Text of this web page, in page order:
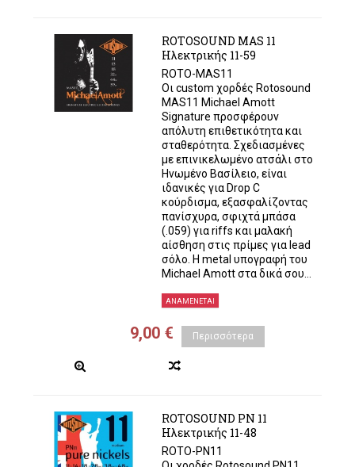
ROTOSOUND MAS 11
Ηλεκτρικής 11-59
ROTO-MAS11
Οι custom χορδές Rotosound
MAS11 Michael Amott
Signature προσφέρουν
απόλυτη επιθετικότητα και
σταθερότητα. Σχεδιασμένες
με επινικελωμένο ατσάλι στο
Ηνωμένο Βασίλειο, είναι
ιδανικές για Drop C
κούρδισμα, εξασφαλίζοντας
πανίσχυρα, σφιχτά μπάσα
(.059) για riffs και μαλακή
αίσθηση στις πρίμες για lead
σόλο. Η metal υπογραφή του
Michael Amott στα δικά σου...
ΑΝΑΜΈΝΕΤΑΙ
9,00 € Περισσότερα
ROTOSOUND PN 11
Ηλεκτρικής 11-48
ROTO-PN11